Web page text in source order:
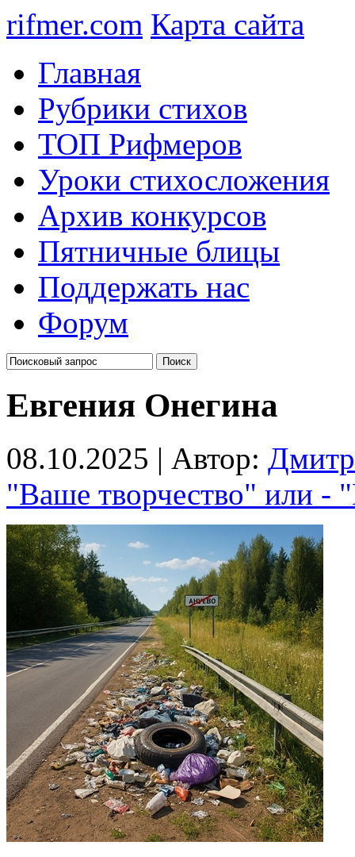
rifmer.com Карта сайта
Главная
Рубрики стихов
ТОП Рифмеров
Уроки стихосложения
Архив конкурсов
Пятничные блицы
Поддержать нас
Форум
Евгения Онегина
08.10.2025 | Автор:
"Ваше творчество" или -